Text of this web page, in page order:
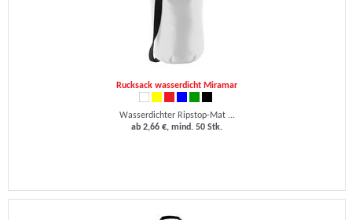
Rucksack wasserdicht Miramar
Wasserdichter Ripstop-Mat ...
ab 2,66 €, mind. 50 Stk.